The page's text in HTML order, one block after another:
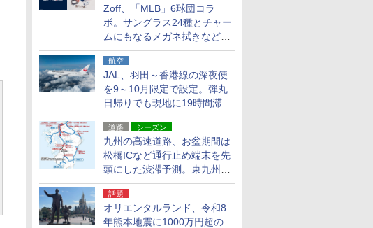
Zoff、「MLB」6球団コラ
ボ。サングラス24種とチャー
ムにもなるメガネ拭きなど雑
貨24種
航空
JAL、羽田～香港線の深夜便
を9～10月限定で設定。弾丸
日帰りでも現地に19時間滞在
できる
道路 シーズン
九州の高速道路、お盆期間は
松橋ICなど通行止め端末を先
頭にした渋滞予測。東九州道
への迂回は料金調整を実施
話題
オリエンタルランド、令和8
年熊本地震に1000万円超の